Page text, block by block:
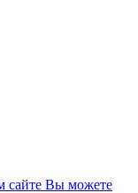
сайте Вы можете